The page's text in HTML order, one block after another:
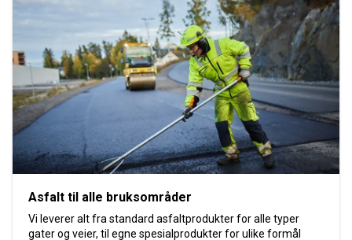
Asfalt til alle bruksområder
Vi leverer alt fra standard asfaltprodukter for alle typer
gater og veier, til egne spesialprodukter for ulike formål